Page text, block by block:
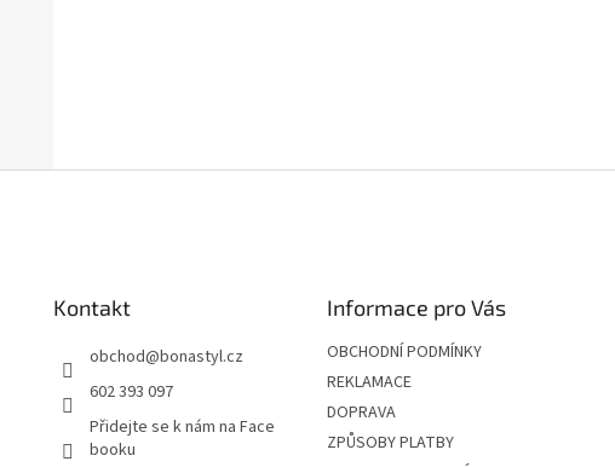
Kontakt
obchod@bonastyl.cz
602 393 097
Přidejte se k nám na Face
booku
Informace pro Vás
OBCHODNÍ PODMÍNKY
REKLAMACE
DOPRAVA
ZPŮSOBY PLATBY